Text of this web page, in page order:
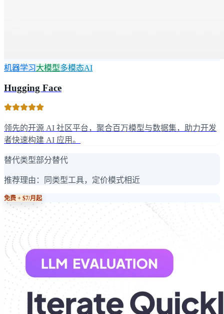
机器学习大模型多模态AI
Hugging Face
领先的开源 AI 社区平台，聚合百万模型与数据集，助力开发
者快速构建 AI 应用。
替代类型部分替代
推荐理由： 同类型工具，定价模式相近
免费 + $7/月起